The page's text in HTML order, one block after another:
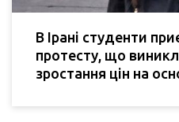
В Ірані студенти
протесту, що
зростання цін на